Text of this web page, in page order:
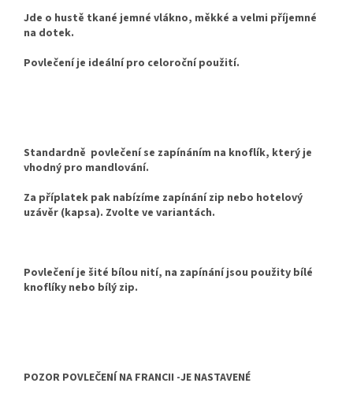
Jde o hustě tkané jemné vlákno, měkké a velmi příjemné
na dotek.
Povlečení je ideální pro celoroční použití.
Standardně povlečení se zapínáním na knoflík, který je
vhodný pro mandlování.
Za příplatek pak nabízíme zapínání zip nebo hotelový
uzávěr (kapsa). Zvolte ve variantách.
Povlečení je šité bílou nití, na zapínání jsou použity bílé
knoflíky nebo bílý zip.
POZOR POVLEČENÍ NA FRANCII -JE NASTAVENÉ